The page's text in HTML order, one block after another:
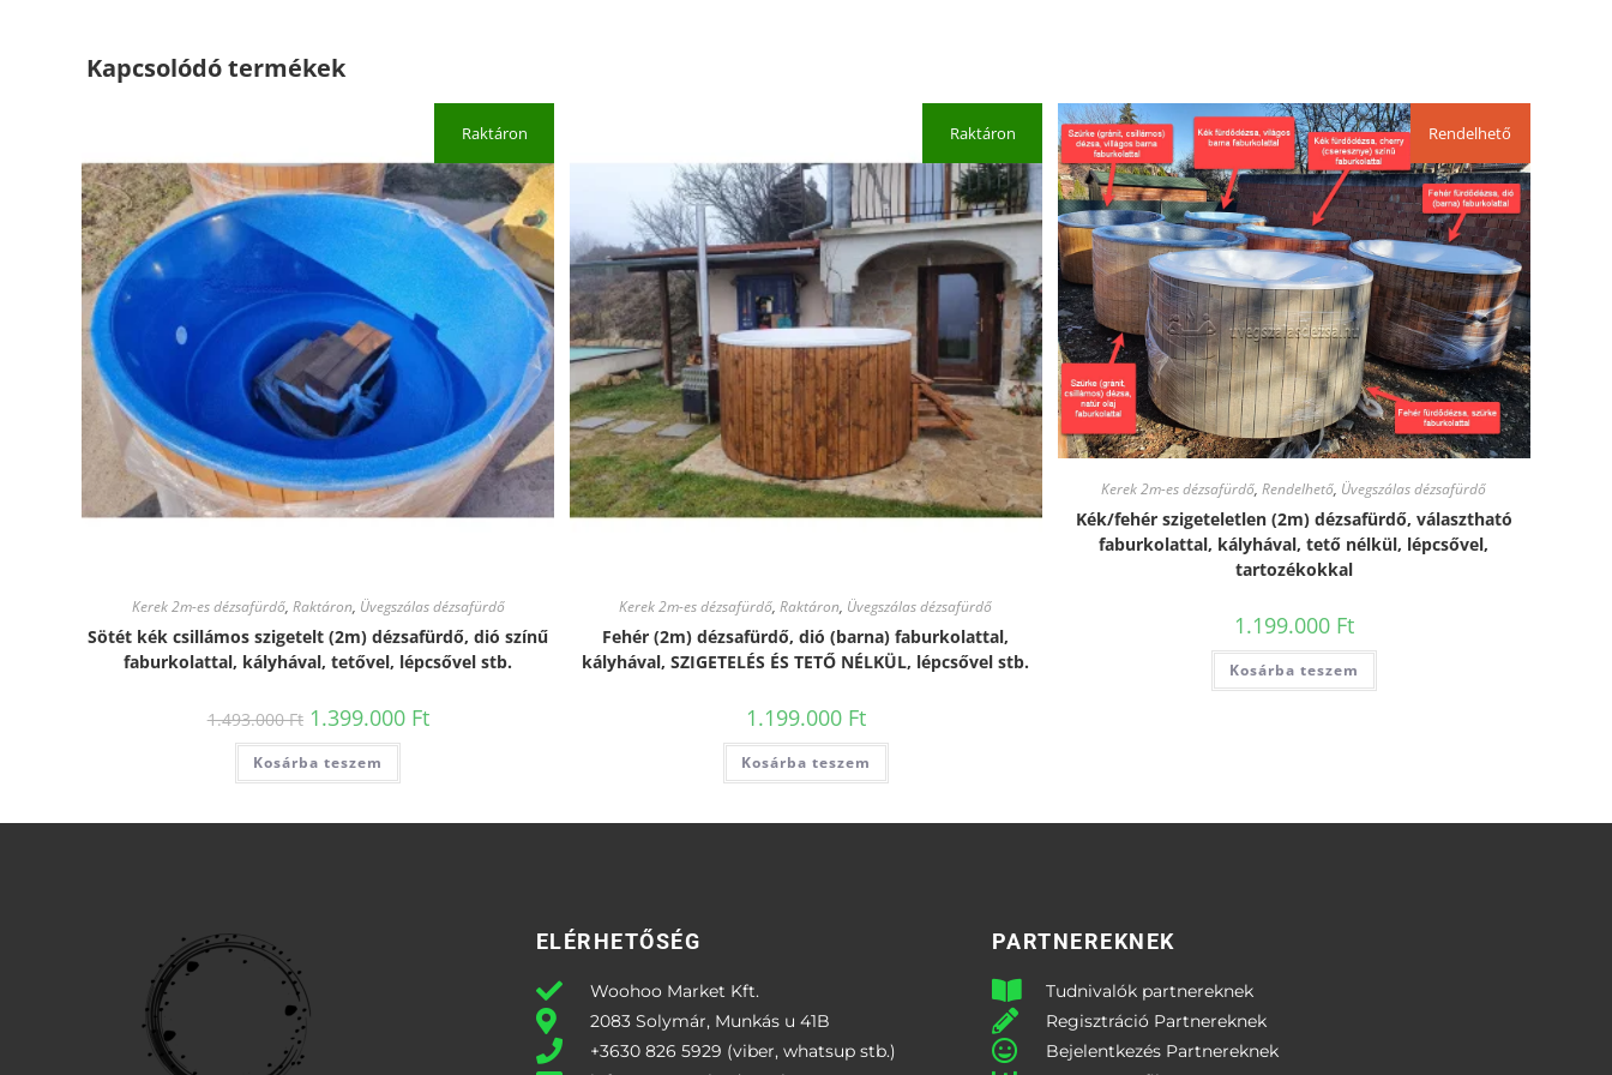
Kapcsolódó termékek
Raktáron
Kerek 2m-es dézsafürdő, Raktáron, Üvegszálas dézsafürdő
Sötét kék csillámos szigetelt (2m) dézsafürdő, dió színű
faburkolattal, kályhával, tetővel, lépcsővel stb.
1.493.000Ft 1.399.000 Ft
Kosárba teszem
Raktáron
Kerek 2m-es dézsafürdő,Raktáron, Üvegszálas dézsafürdő
Fehér (2m) dézsafürdő, dió (barna) faburkolattal,
kályhával, SZIGETELÉS ÉS TETŐ NÉLKÜL, lépcsővel stb.
1.199.000 Ft
Kosárba teszem
Rendelhető
Kerek 2m-es dézsafürdő,Rendelhető, Üvegszálas dézsafürdő
Kék/fehér szigeteletlen (2m) dézsafürdő, választható
faburkolattal, kályhával, tető nélkül, lépcsővel,
tartozékokkal
1.199.000 Ft
Kosárba teszem
ELÉRHETŐSÉG
Woohoo Market Kft.
2083 Solymár, Munkás u 41B
+3630 826 5929 (viber, whatsup stb.)
PARTNEREKNEK
Tudnivalók partnereknek
Regisztráció Partnereknek
Bejelentkezés Partnereknek